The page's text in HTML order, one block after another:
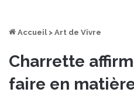
Accueil > Art de Vivre
Charrette
faire en